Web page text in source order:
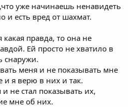
уже начинаешь ненавидеть
и есть вред от шахмат.
правда, то она не
Ей просто не хватило в
снаружи.
меня и не показывать мне
я верю в них и так.
не стал показывать их,
мне об них.